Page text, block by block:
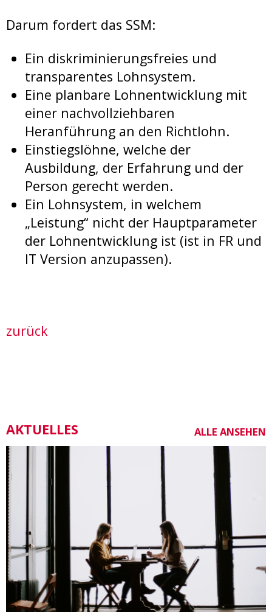
Darum fordert das SSM:
Ein diskriminierungsfreies und
transparentes Lohnsystem.
Eine planbare Lohnentwicklung mit
einer nachvollziehbaren
Heranführung an den Richtlohn.
Einstiegslöhne, welche der
Ausbildung, der Erfahrung und der
Person gerecht werden.
Ein Lohnsystem, in welchem
„Leistung“ nicht der Hauptparameter
der Lohnentwicklung ist (ist in FR und
IT Version anzupassen).
zurück
AKTUELLES ALLE ANSEHEN